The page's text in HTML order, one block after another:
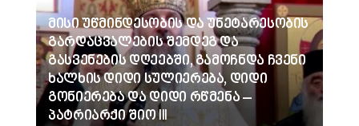
მისი უწმინდესობის და უნეტარესობის
გარდაცვალების შემდეგ და
გასვენების დღეებში, გამოჩნდა ჩვენი
ხალხის დიდი სულიერება, დიდი
გონიერება და დიდი რწმენა –
პატრიარქი შიო III